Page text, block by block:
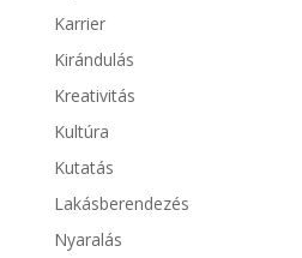
Karrier
Kirándulás
Kreativitás
Kultúra
Kutatás
Lakásberendezés
Nyaralás